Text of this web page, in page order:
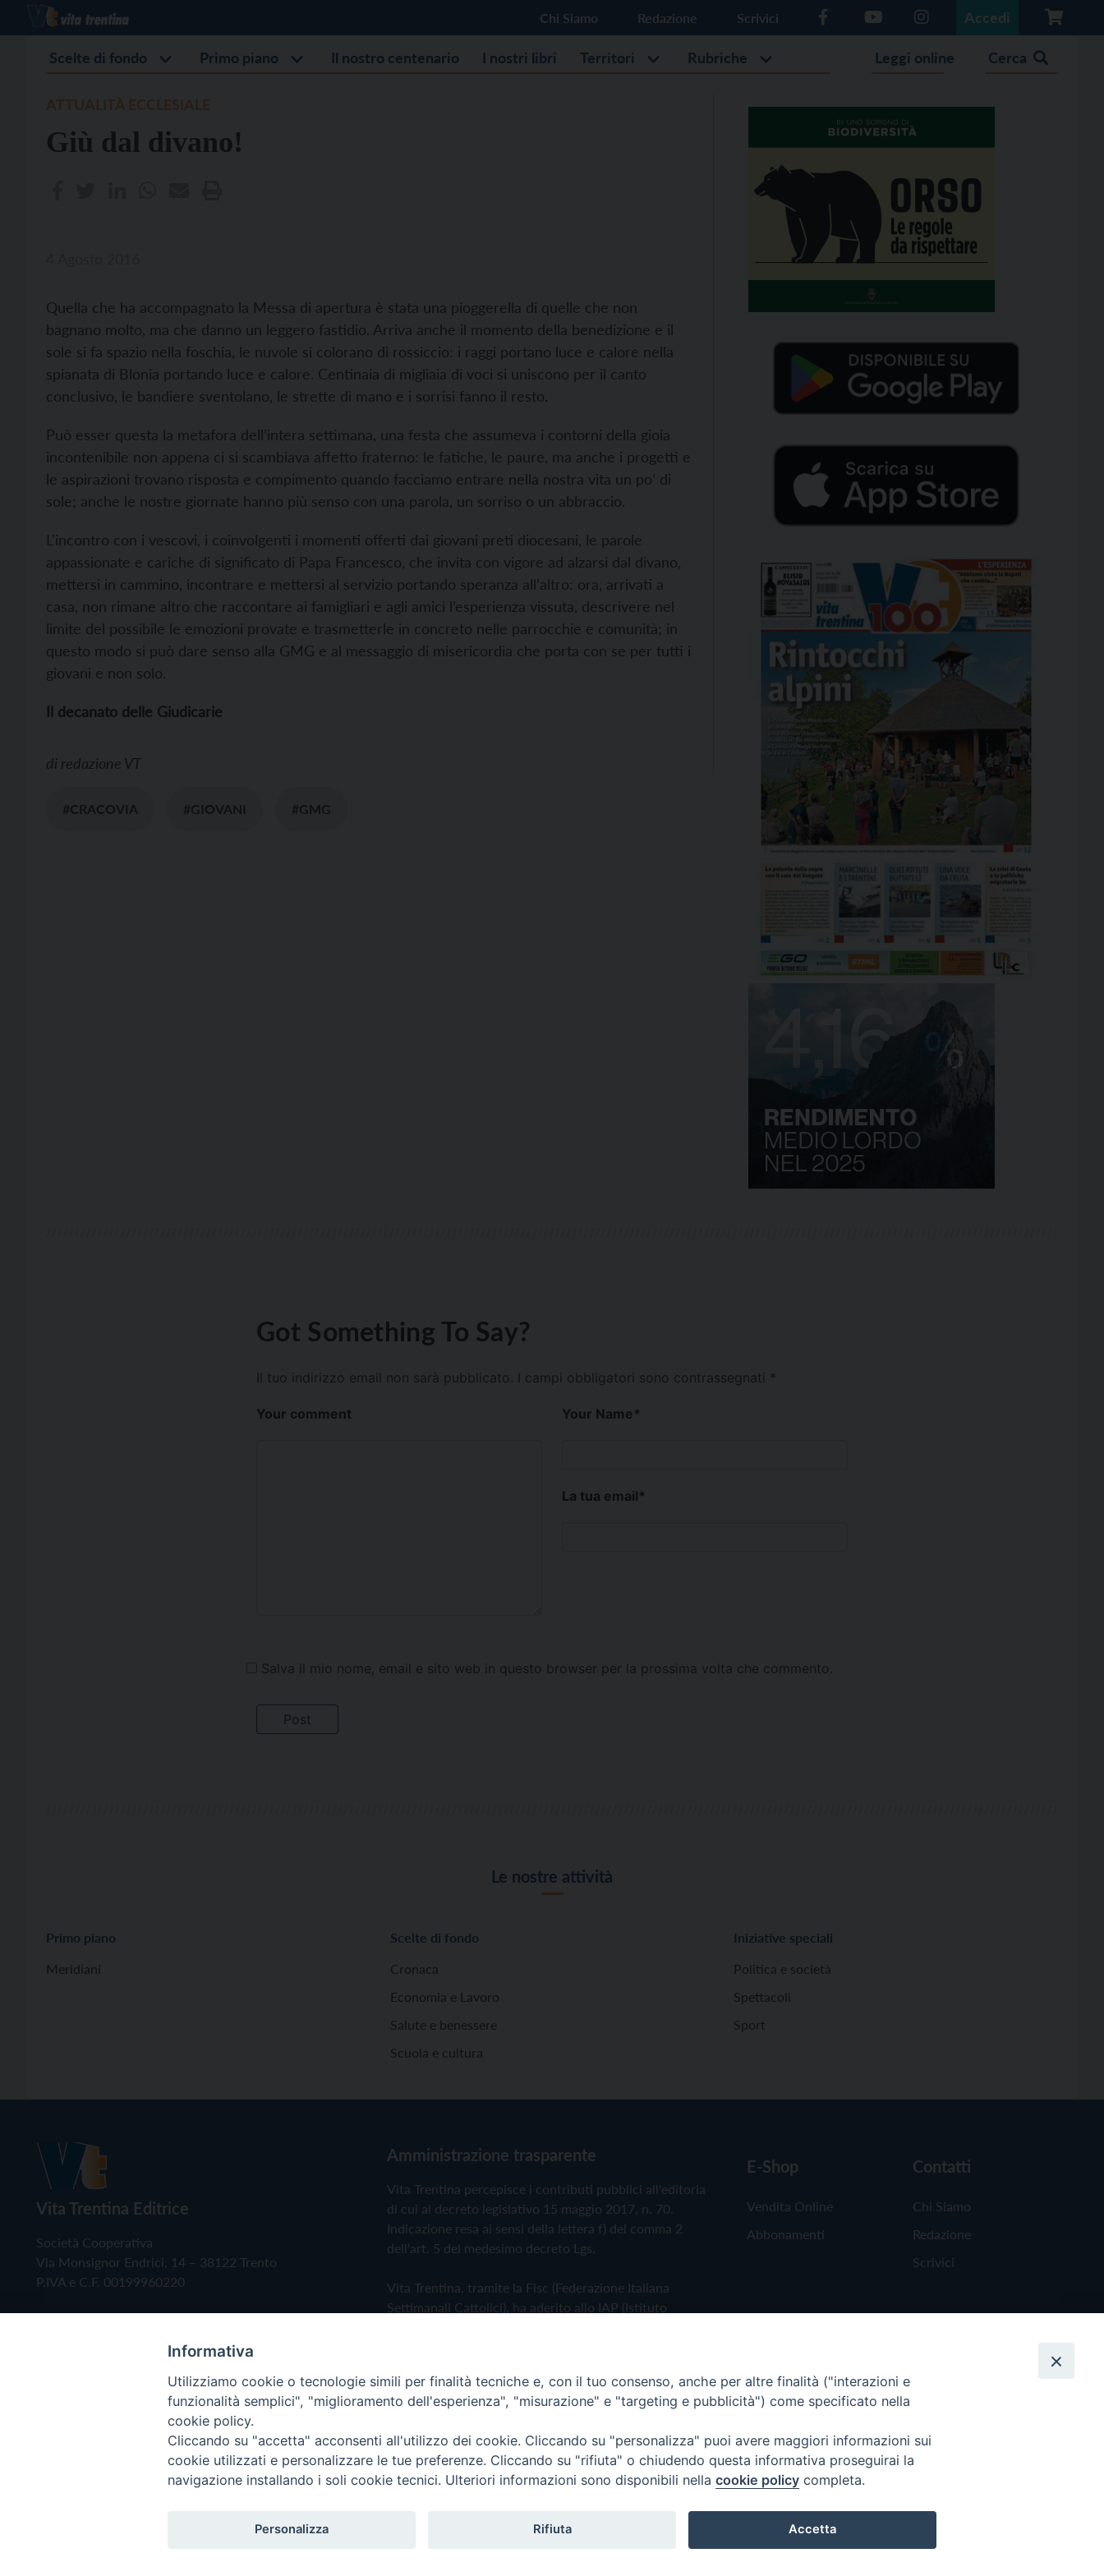
Chi Siamo Redazione Scrivici Accedi
Scelte di fondo Primo piano Il nostro centenario I nostri libri Territori Rubriche Leggi online Cerca
Giù dal divano!
Quella che ha accompagnato la Messa di apertura è stata una pioggerella di quelle che non
bagnano molto, ma che danno un leggero fastidio. Arriva anche il momento della benedizione e il
sole si fa spazio nella foschia, le nuvole si colorano di rossiccio: i raggi portano luce e calore nella
spianata di Blonia portando luce e calore. Centinaia di migliaia di voci si uniscono per il canto
conclusivo, le bandiere sventolano, le strette di mano e i sorrisi fanno il resto.
Può esser questa la metafora dell’intera settimana, una festa che assumeva i contorni della gioia
incontenibile non appena ci si scambiava affetto fraterno: le fatiche, le paure, ma anche i progetti e
le aspirazioni trovano risposta e compimento quando facciamo entrare nella nostra vita un po’ di
sole; anche le nostre giornate hanno più senso con una parola, un sorriso o un abbraccio.
L'incontro con i vescovi, i coinvolgenti i momenti offerti dai giovani preti diocesani, le parole
appassionate e cariche di significato di Papa Francesco, che invita con vigore ad alzarsi dal divano,
mettersi in cammino, incontrare e mettersi al servizio portando speranza all’altro: ora, arrivati a
casa, non rimane altro che raccontare ai famigliari e agli amici l’esperienza vissuta, descrivere nel
limite del possibile le emozioni provate e trasmetterle in concreto nelle parrocchie e comunità; in
questo modo si può dare senso alla GMG e al messaggio di misericordia che porta con se per tutti i
giovani e non solo.
Il decanato delle Giudicarie
di redazione VT
#CRACOVIA #GIOVANI #GMG
Got Something To Say?
Il tuo indirizzo email non sarà pubblicato. I campi obbligatori sono contrassegnati *
Your comment Your Name*
La tua email*
Salva il mio nome, email e sito web in questo browser per la prossima volta che commento.
Le nostre attività
Primo piano
Meridiani
Scelte di fondo
Cronaca
Economia e Lavoro
Salute e benessere
Scuola e cultura
Iniziative speciali
Politica e società
Spettacoli
Sport
Vita Trentina Editrice
Società Cooperativa
Via Monsignor Endrici, 14 – 38122 Trento
P.IVA e C.F. 00199960220
Amministrazione trasparente
Vita Trentina percepisce i contributi pubblici all'editoria
di cui al decreto legislativo 15 maggio 2017, n. 70.
Indicazione resa ai sensi della lettera f) del comma 2
dell'art. 5 del medesimo decreto Lgs.
Vita Trentina, tramite la Fisc (Federazione Italiana
Settimanali Cattolici), ha aderito allo IAP (Istituto
Privacy Policy Cookie Policy
E-Shop
Vendita Online
Abbonamenti
Contatti
Chi Siamo
Redazione
Scrivici
Copyright © 2019 - Tutti i diritti riservati - Vita Trentina Editrice
Informativa
Utilizziamo cookie o tecnologie simili per finalità tecniche e, con il tuo consenso, anche per altre finalità ("interazioni e
funzionalità semplici", "miglioramento dell'esperienza", "misurazione" e "targeting e pubblicità") come specificato nella
cookie policy.
Cliccando su "accetta" acconsenti all'utilizzo dei cookie. Cliccando su "personalizza" puoi avere maggiori informazioni sui
cookie utilizzati e personalizzare le tue preferenze. Cliccando su "rifiuta" o chiudendo questa informativa proseguirai la
navigazione installando i soli cookie tecnici. Ulteriori informazioni sono disponibili nella cookie policy completa.
Personalizza Rifiuta Accetta